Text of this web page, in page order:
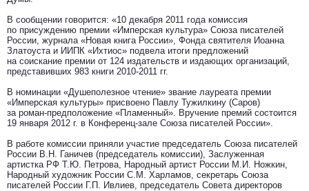
В сообщении говорится: «10 декабря 2011 года комиссия
по присуждению премии «Имперская культура» Союза писателей
России, журнала «Новая книга России», Фонда святителя Иоанна
Златоуста и ИИПК «Ихтиос» подвела итоги предложений
на соискание премии от 124 издательств и издающих организаций,
представивших 983 книги 2010-2011 гг.
В номинации «Душеполезное чтение» звание лауреата премии
«Имперская культуры» присвоено Павлу Тужилкину (Саров)
за роман-предположение «Пламенный». Вручение премий состоится
19 января 2012 г. в Конференц-зале Союза писателей России».
В работе комиссии приняли участие председатель Союза писателей
России В.Н. Ганичев (председатель комиссии), Заслуженная
артистка РФ Т.Ю. Петрова, Народный артист России М.И. Ножкин,
Народный художник России С.М. Харламов, секретарь Союза
писателей России Г.П. Ивлиев, председатель Совета директоров